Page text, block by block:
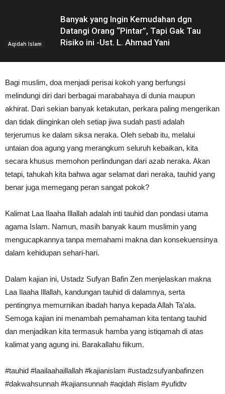
Aqidah Islam
Banyak yang Ingin Kemudahan dgn
Datangi Orang “Pintar”, Tapi Gak Tau
Risiko ini -Ust. L. Ahmad Yani
Bagi muslim, doa menjadi perisai kokoh yang berfungsi
melindungi diri dari berbagai marabahaya di dunia maupun
akhirat. Dari sekian banyak ketakutan, perkara paling mengerikan
dan tidak diinginkan oleh setiap jiwa sudah pasti adalah
terjerumus ke dalam siksa neraka. Oleh sebab itu, melalui
untaian doa agung yang merangkum seluruh kebaikan, kita
secara khusus memohon perlindungan dari azab neraka. Akan
tetapi, tahukah kita bahwa agar selamat dari neraka, tauhid yang
benar juga memegang peran sangat pokok?
Kalimat Laa Ilaaha Illallah adalah inti tauhid dan pondasi utama
agama Islam. Namun, masih banyak kaum muslimin yang
mengucapkannya tanpa memahami makna dan konsekuensinya
dalam kehidupan sehari-hari.
Dalam kajian ini, Ustadz Sufyan Bafin Zen menjelaskan makna
Laa Ilaaha Illallah, kandungan tauhid di dalamnya, serta
pentingnya memurnikan ibadah hanya kepada Allah Ta’ala.
Semoga kajian ini menambah pemahaman kita tentang tauhid
dan menjadikan kita termasuk hamba yang istiqamah di atas
kalimat yang agung ini. Barakallahu fiikum.
#tauhid #laailaahaillallah #kajianislam #ustadzsufyanbafinzen
#dakwahsunnah #kajiansunnah #aqidah #islam #yufidtv